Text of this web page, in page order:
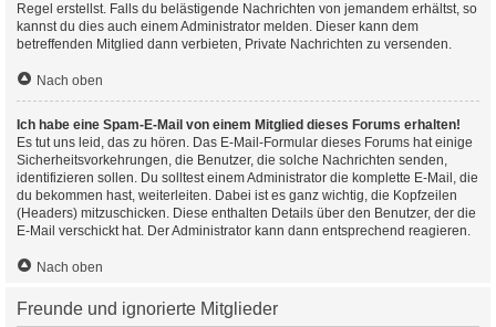
Regel erstellst. Falls du belästigende Nachrichten von jemandem erhältst, so
kannst du dies auch einem Administrator melden. Dieser kann dem
betreffenden Mitglied dann verbieten, Private Nachrichten zu versenden.
Nach oben
Ich habe eine Spam-E-Mail von einem Mitglied dieses Forums erhalten!
Es tut uns leid, das zu hören. Das E-Mail-Formular dieses Forums hat einige
Sicherheitsvorkehrungen, die Benutzer, die solche Nachrichten senden,
identifizieren sollen. Du solltest einem Administrator die komplette E-Mail, die
du bekommen hast, weiterleiten. Dabei ist es ganz wichtig, die Kopfzeilen
(Headers) mitzuschicken. Diese enthalten Details über den Benutzer, der die
E-Mail verschickt hat. Der Administrator kann dann entsprechend reagieren.
Nach oben
Freunde und ignorierte Mitglieder